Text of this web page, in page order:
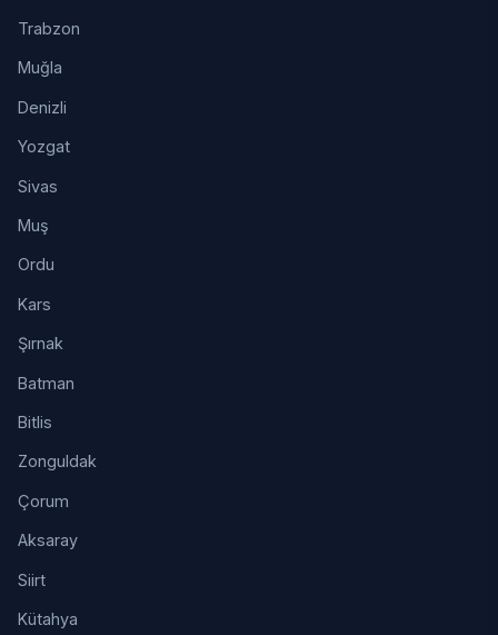
Trabzon
Muğla
Denizli
Yozgat
Sivas
Muş
Ordu
Kars
Şırnak
Batman
Bitlis
Zonguldak
Çorum
Aksaray
Siirt
Kütahya